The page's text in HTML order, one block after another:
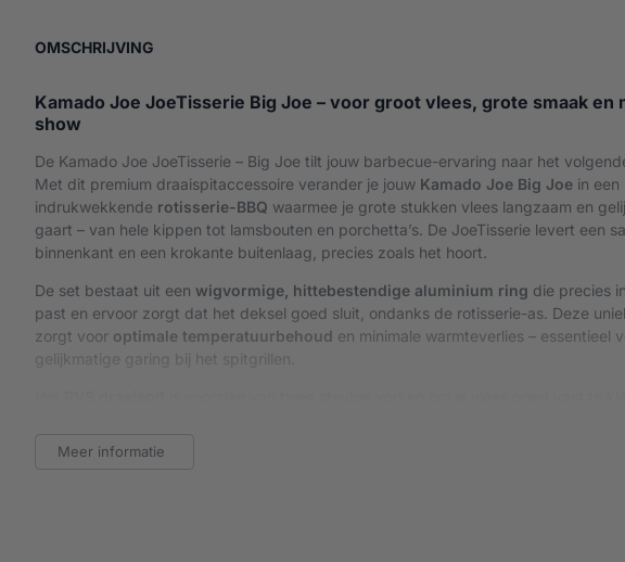
OMSCHRIJVING
Kamado Joe JoeTisserie Big Joe – voor groot vlees, grote smaak en
show
De Kamado Joe JoeTisserie – Big Joe tilt jouw barbecue-ervaring naar het
Met dit premium draaispitaccessoire verander je jouw Kamado Joe Big Joe in een
indrukwekkende rotisserie-BBQ waarmee je grote stukken vlees langzaam en
gaart – van hele kippen tot lamsbouten en porchetta’s. De JoeTisserie levert een
binnenkant en een krokante buitenlaag, precies zoals het hoort.
De set bestaat uit een wigvormige, hittebestendige aluminium ring die precies
past en ervoor zorgt dat het deksel goed sluit, ondanks de rotisserie-as. Deze
zorgt voor optimale temperatuurbehoud en minimale warmteverlies – essentieel
gelijkmatige garing bij het spitgrillen.
Dankzij de indrukwekkende capaciteit kun je meerdere kippen tegelijk, grotere
Meer informatie